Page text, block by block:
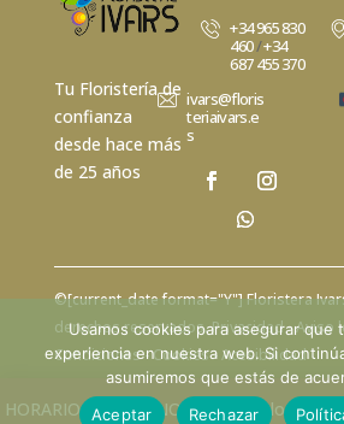
HORARIO DE VERANO, (tienda solo por
Tu Floristería de
confianza
desde hace más
de 25 años
+34 965 830
460/+34
687 455 370
ivars@floris
teriaivars.e
s
©[current_date format="Y"] Floristera
derechos reservados.Privacidad- Aviso
Condiciones -Cookies-Acesibilidad
Usamos cookies para asegurar que
experiencia en nuestra web. Si
asumiremos que estás de
Aceptar
Rechazar